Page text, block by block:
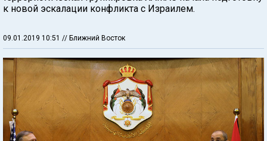
к новой эскалации конфликта с Израилем.
09.01.2019 10:51 // Ближний Восток